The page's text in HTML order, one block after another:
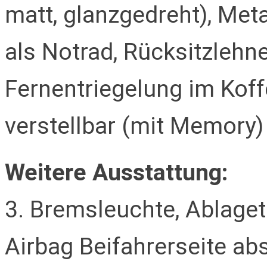
matt, glanzgedreht),
als Notrad,
Fernentriegelung im
verstellbar (mit Memory)
Weitere Ausstattung:
3. Bremsleuchte,
Airbag Beifahrerseite